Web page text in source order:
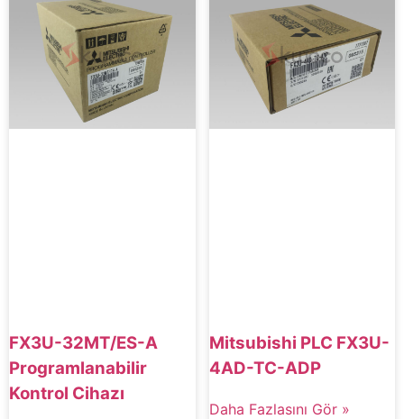
FX3U-32MT/ES-A
Programlanabilir
Kontrol Cihazı
Mitsubishi PLC FX3U-
4AD-TC-ADP
Daha Fazlasını Gör »